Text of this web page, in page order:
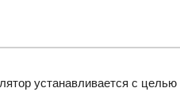
устанавливается с